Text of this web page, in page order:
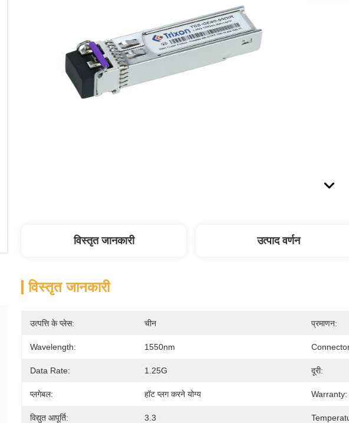
विस्तृत जानकारी उत्पाद वर्णन
विस्तृत जानकारी
उत्पत्ति के प्लेस: चीन प्रमाणन:
Wavelength: 1550nm
Data Rate: 1.25G दूरी:
प्लगेबल: हॉट प्लग करने योग्य Warranty:
विद्युत आपूर्ति: 3.3